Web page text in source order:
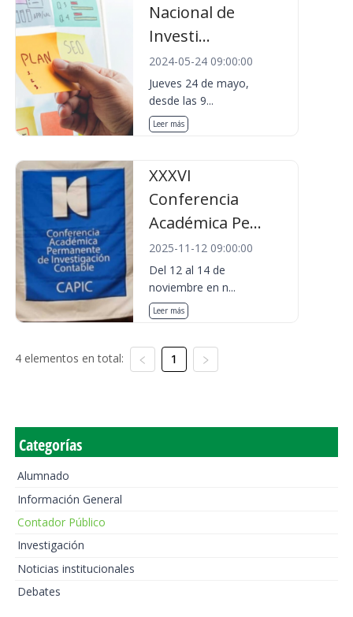
Nacional de
Investi...
2024-05-24 09:00:00
Jueves 24 de mayo,
desde las 9...
Leer más
XXXVI
Conferencia
Académica Pe...
2025-11-12 09:00:00
Del 12 al 14 de
noviembre en n...
Leer más
4 elementos en total: 1
Categorías
Alumnado
Información General
Contador Público
Investigación
Noticias institucionales
Debates